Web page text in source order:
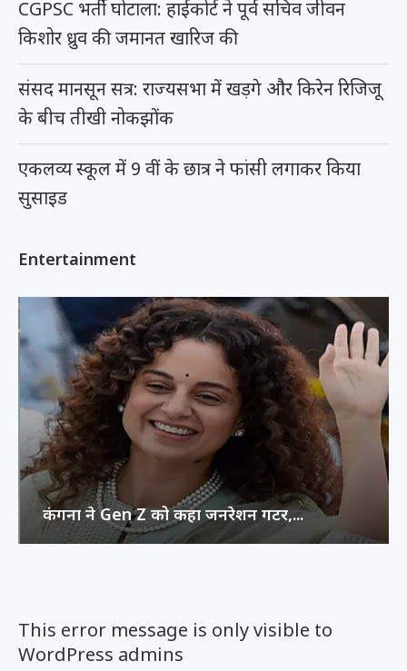
This error message is only visible to
WordPress admins
CGPSC भर्ती घोटाला: हाईकोर्ट ने पूर्व सचिव जीवन
किशोर ध्रुव की जमानत खारिज की
संसद मानसून सत्र: राज्यसभा में खड़गे और किरेन रिजिजू
के बीच तीखी नोकझोंक
एकलव्य स्कूल में 9 वीं के छात्र ने फांसी लगाकर किया
सुसाइड
Entertainment
कंगना ने Gen Z को कहा जनरेशन गटर,...